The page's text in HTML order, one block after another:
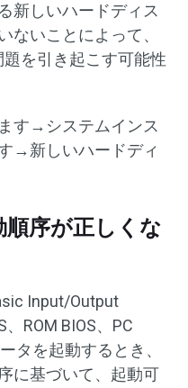
新しいハードディス
ないことによって、
を引き起こす可能性
す→システムインス
→新しいハードディ
順序が正しくな
Input/Output
ROM BIOS、PC
タを起動するとき、
に基づいて、起動可